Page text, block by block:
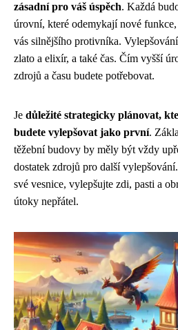
zásadní pro váš úspěch. Každá
úrovní, které odemykají nové
vás silnějšího protivníka.
zlato a elixír, a také čas. Čím vyšší
zdrojů a času budete potřebovat.
Je důležité strategicky plánovat,
budete vylepšovat jako první.
těžební budovy by měly být vždy
dostatek zdrojů pro další
své vesnice, vylepšujte zdi, pasti a
útoky nepřátel.